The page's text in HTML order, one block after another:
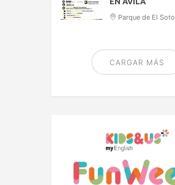
Parque de El Soto
CARGAR MÁS